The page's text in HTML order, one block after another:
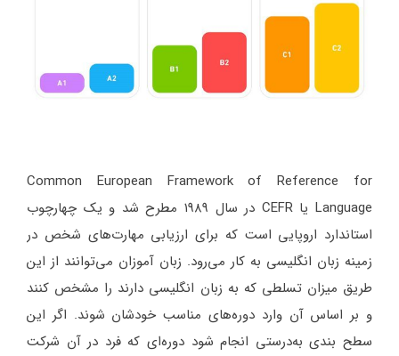
Common European Framework of Reference for
Language یا CEFR در سال ۱۹۸۹ مطرح شد و یک چهارچوب
استاندارد اروپایی است که برای ارزیابی مهارت‌های شخص در
زمینه زبان انگلیسی به کار می‌رود. زبان آموزان می‌توانند از این
طریق میزان تسلطی که به زبان انگلیسی دارند را مشخص کنند
و بر اساس آن وارد دوره‌های مناسب خودشان شوند. اگر این
سطح بندی به‌درستی انجام شود دوره‌ای که فرد در آن شرکت